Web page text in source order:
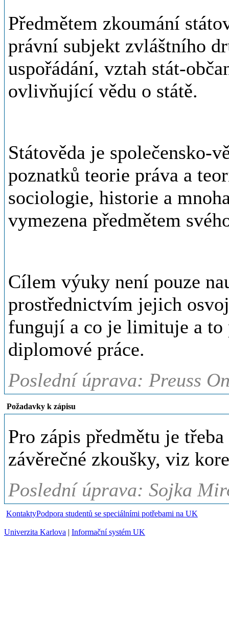
Předmětem zkoumání
právní subjekt zvláštního
uspořádání, vztah stát-
ovlivňující vědu o státě.
Státověda je společensko-
poznatků teorie práva a
sociologie, historie a
vymezena předmětem
Cílem výuky není pouze
prostřednictvím jejich
fungují a co je limituje a to
diplomové práce.
Poslední úprava: Preuss
Požadavky k zápisu
Pro zápis předmětu je
závěrečné zkoušky, viz
Poslední úprava: Sojka
KontaktyPodpora studentů se speciálními potřebami na UK
Univerzita Karlova | Informační systém UK